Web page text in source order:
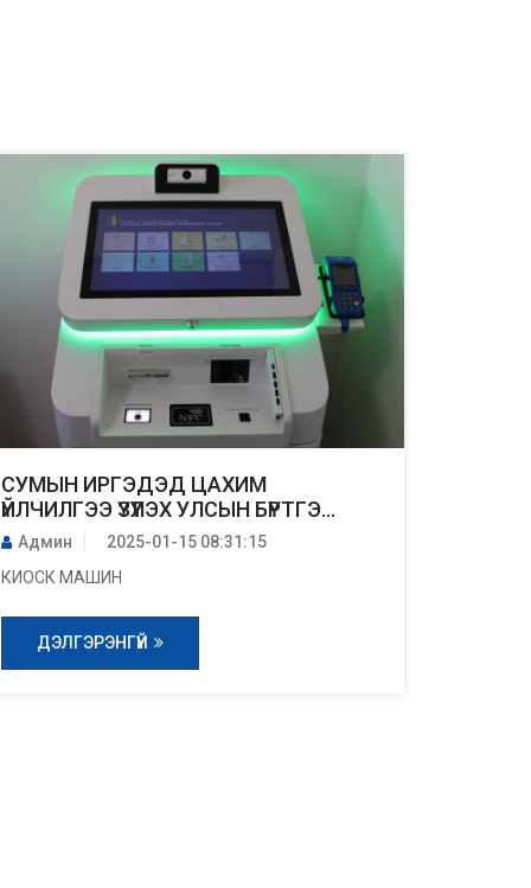
СУМЫН ИРГЭДЭД ЦАХИМ
ҮЙЛЧИЛГЭЭ ҮЗҮҮЛЭХ УЛСЫН БҮРТГЭ...
Админ
2025-01-15 08:31:15
КИОСК МАШИН
ДЭЛГЭРЭНГҮЙ